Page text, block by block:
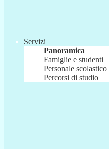
Servizi
Panoramica
Famiglie e studenti
Personale scolastico
Percorsi di studio